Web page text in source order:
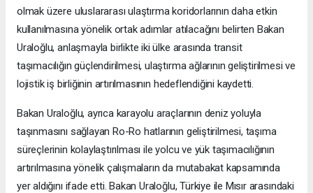
olmak üzere uluslararası ulaştırma koridorlarının daha etkin
kullanılmasına yönelik ortak adımlar atılacağını belirten Bakan
Uraloğlu, anlaşmayla birlikte iki ülke arasında transit
taşımacılığın güçlendirilmesi, ulaştırma ağlarının geliştirilmesi ve
lojistik iş birliğinin artırılmasının hedeflendiğini kaydetti.
Bakan Uraloğlu, ayrıca karayolu araçlarının deniz yoluyla
taşınmasını sağlayan Ro-Ro hatlarının geliştirilmesi, taşıma
süreçlerinin kolaylaştırılması ile yolcu ve yük taşımacılığının
artırılmasına yönelik çalışmaların da mutabakat kapsamında
yer aldığını ifade etti. Bakan Uraloğlu, Türkiye ile Mısır arasındaki